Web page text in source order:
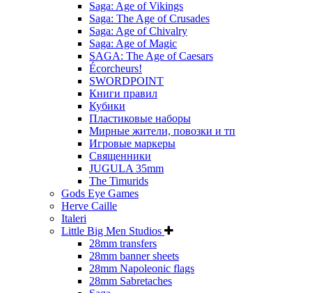
Saga: Age of Vikings
Saga: The Age of Crusades
Saga: Age of Chivalry
Saga: Age of Magic
SAGA: The Age of Caesars
Écorcheurs!
SWORDPOINT
Книги правил
Кубики
Пластиковые наборы
Мирные жители, повозки и тп
Игровые маркеры
Священники
JUGULA 35mm
The Timurids
Gods Eye Games
Herve Caille
Italeri
Little Big Men Studios
28mm transfers
28mm banner sheets
28mm Napoleonic flags
28mm Sabretaches